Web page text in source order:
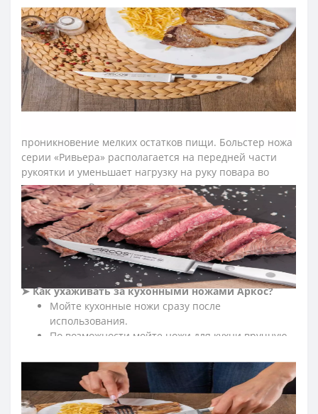
изделие безопасным и надежным для постоянной
эксплуатации.
Рукоятку изготовили из полиоксиметиленовых
накладок, которые не создают щелей и
предотвращают проникновение микроскопических
элементов пищи. Закрепляют конструкцию рукоятки
столового ножа прочные металлические заклепки. В
проникновение мелких остатков пищи. Больстер ножа
серии «Ривьера» располагается на передней части
рукоятки и уменьшает нагрузку на руку повара во
время резки. Рукоятка прошла специальную
антибактериальную обработку, которая сдерживает
распространение бактерий, грибков и плесени.
≡ ЧАСТО ЗАДАВАЕМЫЕ ВОПРОСЫ О КУХОННЫХ
НОЖАХ АРКОС RIVIERAWHITE?
➤Как ухаживать за кухонными ножами Аркос?
Мойте кухонные ножи сразу после
использования.
По возможности мойте ножи для кухни вручную.
ножи мягкой тканью.
Для ухода за лезвием ножа регулярно правьте
кухонные ножи с помощью мусата Arcos.
Храните кухонные ножи в сухом, недоступном для